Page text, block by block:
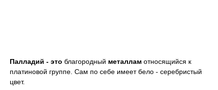
Палладий - это благородный металлам относящийся к
платиновой группе. Сам по себе имеет бело - серебристый
цвет.